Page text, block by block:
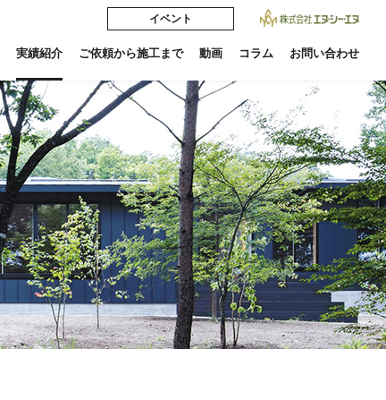
イベント
実績紹介 ご依頼から施工まで 動画 コラム お問い合わせ